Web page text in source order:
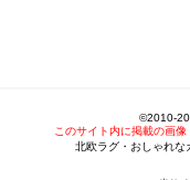
©2010-
このサイト内に掲載の画
北欧ラグ・おしゃれ